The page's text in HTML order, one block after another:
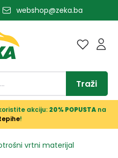
webshop@zeka.ba
Traži
akciju: 20% POPUSTAna
!
vrtni materijal